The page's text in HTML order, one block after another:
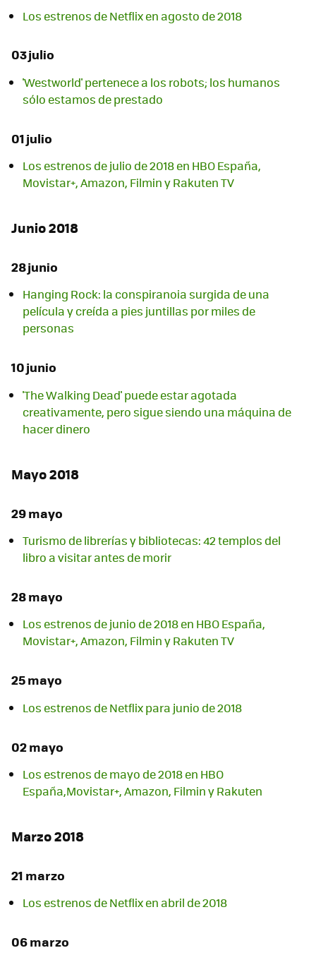
Los estrenos de Netflix en agosto de 2018
03 julio
'Westworld' pertenece a los robots; los humanos
sólo estamos de prestado
01 julio
Los estrenos de julio de 2018 en HBO España,
Movistar+, Amazon, Filmin y Rakuten TV
Junio 2018
28 junio
Hanging Rock: la conspiranoia surgida de una
película y creída a pies juntillas por miles de
personas
10 junio
'The Walking Dead' puede estar agotada
creativamente, pero sigue siendo una máquina de
hacer dinero
Mayo 2018
29 mayo
Turismo de librerías y bibliotecas: 42 templos del
libro a visitar antes de morir
28 mayo
Los estrenos de junio de 2018 en HBO España,
Movistar+, Amazon, Filmin y Rakuten TV
25 mayo
Los estrenos de Netflix para junio de 2018
02 mayo
Los estrenos de mayo de 2018 en HBO
España,Movistar+, Amazon, Filmin y Rakuten
Marzo 2018
21 marzo
Los estrenos de Netflix en abril de 2018
06 marzo